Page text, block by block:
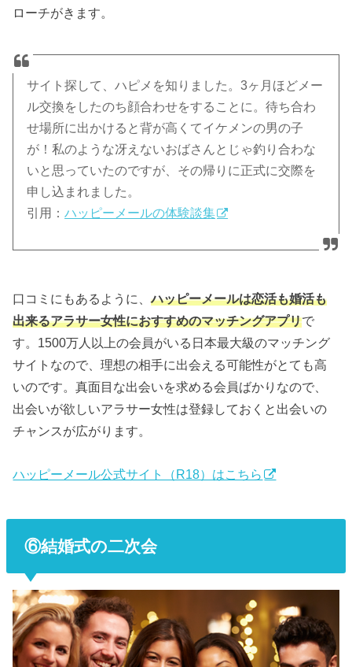
ローチがきます。
サイト探して、ハピメを知りました。3ヶ月ほどメー
ル交換をしたのち顔合わせをすることに。待ち合わ
せ場所に出かけると背が高くてイケメンの男の子
が！私のような冴えないおばさんとじゃ釣り合わな
いと思っていたのですが、その帰りに正式に交際を
申し込まれました。
引用：ハッピーメールの体験談集
口コミにもあるように、ハッピーメールは恋活も婚活も
出来るアラサー女性におすすめのマッチングアプリで
す。1500万人以上の会員がいる日本最大級のマッチング
サイトなので、理想の相手に出会える可能性がとても高
いのです。真面目な出会いを求める会員ばかりなので、
出会いが欲しいアラサー女性は登録しておくと出会いの
チャンスが広がります。
ハッピーメール公式サイト（R18）はこちら
⑥結婚式の二次会